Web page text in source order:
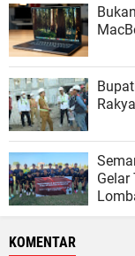
Gelar
KOMENTAR